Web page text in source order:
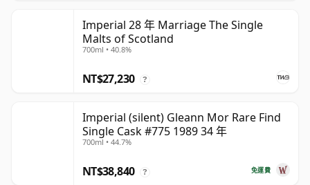
Imperial 28 年 Marriage The Single
Malts of Scotland
700ml • 40.8%
NT$27,230 ?
Imperial (silent) Gleann Mor Rare Find
Single Cask #775 1989 34 年
700ml • 44.7%
免運費
NT$38,840 ?